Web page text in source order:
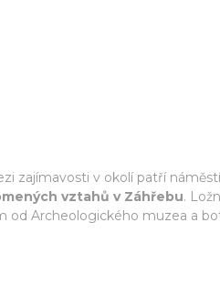
zajímavosti v okolí patří
vztahů v Záhřebu.
od Archeologického muzea a